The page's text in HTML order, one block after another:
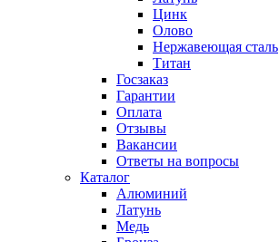
Цинк
Олово
Нержавеющая сталь
Титан
Госзаказ
Гарантии
Оплата
Отзывы
Вакансии
Ответы на вопросы
Каталог
Алюминий
Латунь
Медь